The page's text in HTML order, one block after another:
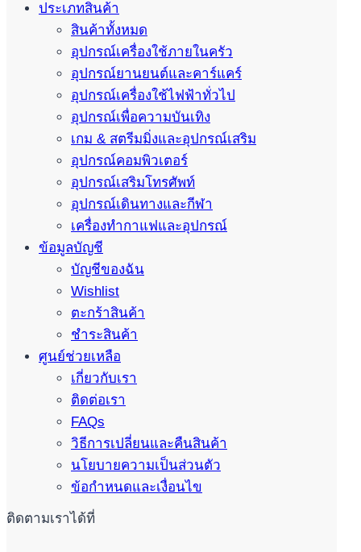
ประเภทสินค้า
สินค้าทั้งหมด
อุปกรณ์เครื่องใช้ภายในครัว
อุปกรณ์ยานยนต์และคาร์แคร์
อุปกรณ์เครื่องใช้ไฟฟ้าทั่วไป
อุปกรณ์เพื่อความบันเทิง
เกม & สตรีมมิ่งและอุปกรณ์เสริม
อุปกรณ์คอมพิวเตอร์
อุปกรณ์เสริมโทรศัพท์
อุปกรณ์เดินทางและกีฬา
เครื่องทำกาแฟและอุปกรณ์
ข้อมูลบัญชี
บัญชีของฉัน
Wishlist
ตะกร้าสินค้า
ชำระสินค้า
ศูนย์ช่วยเหลือ
เกี่ยวกับเรา
ติดต่อเรา
FAQs
วิธีการเปลี่ยนและคืนสินค้า
นโยบายความเป็นส่วนตัว
ข้อกำหนดและเงื่อนไข
ติดตามเราได้ที่